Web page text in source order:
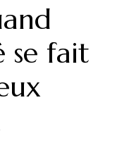
se fait